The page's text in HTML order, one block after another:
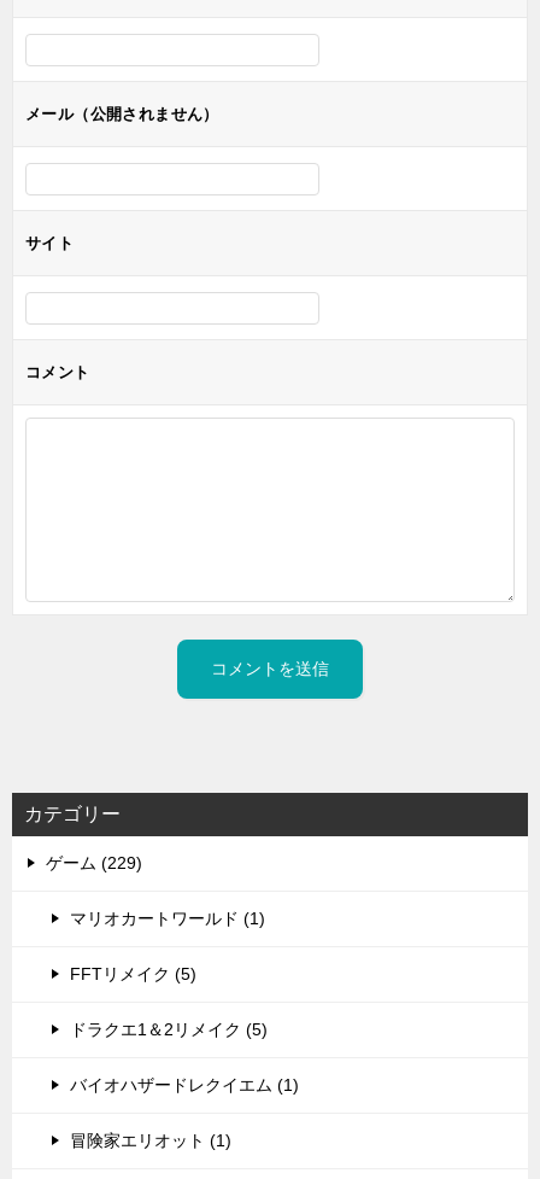
メール（公開されません）
サイト
コメント
カテゴリー
ゲーム (229)
マリオカートワールド (1)
FFTリメイク (5)
ドラクエ1＆2リメイク (5)
バイオハザードレクイエム (1)
冒険家エリオット (1)